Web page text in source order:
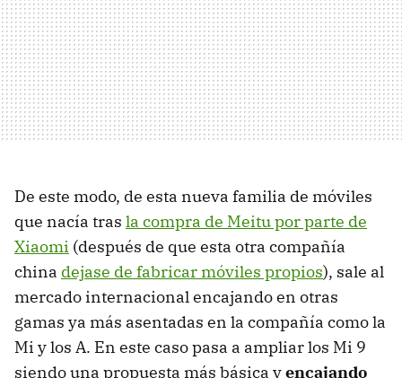
De este modo, de esta nueva familia de móviles
que nacía tras la compra de Meitu por parte de
Xiaomi (después de que esta otra compañía
china dejase de fabricar móviles propios), sale al
mercado internacional encajando en otras
gamas ya más asentadas en la compañía como la
Mi y los A. En este caso pasa a ampliar los Mi 9
siendo una propuesta más básica yencajando